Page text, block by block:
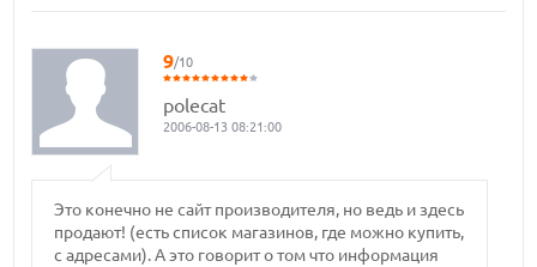
9/10
polecat
2006-08-13 08:21:00
Это конечно не сайт производителя, но ведь и здесь
продают! (есть список магазинов, где можно купить,
с адресами). А это говорит о том что информация